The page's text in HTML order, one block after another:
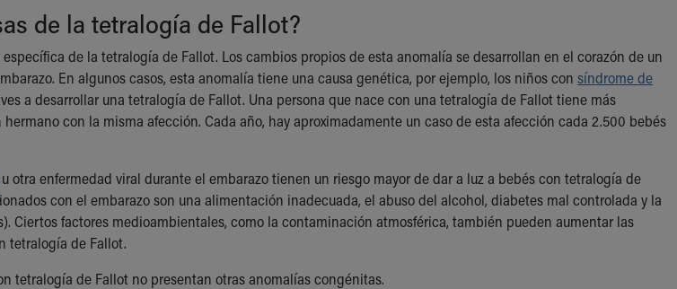
de la tetralogía de Fallot?
de la tetralogía de Fallot. Los cambios propios de esta anomalía se desarrollan en el corazón de un
En algunos casos, esta anomalía tiene una causa genética, por ejemplo, los niños con síndrome de
a desarrollar una tetralogía de Fallot. Una persona que nace con una tetralogía de Fallot tiene más
con la misma afección. Cada año, hay aproximadamente un caso de esta afección cada 2.500 bebés
u otra enfermedad viral durante el embarazo tienen un riesgo mayor de dar a luz a bebés con tetralogía de
con el embarazo son una alimentación inadecuada, el abuso del alcohol, diabetes mal controlada y la
Ciertos factores medioambientales, como la contaminación atmosférica, también pueden aumentar las
tetralogía de Fallot.
tetralogía de Fallot no presentan otras anomalías congénitas.